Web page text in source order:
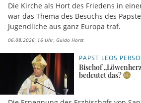
Die Kirche als Hort des Friedens in
war das Thema des Besuchs des
Jugendliche aus ganz Europa traf.
06.08.2026, 16 Uhr Guido Horst
PAPST LEOS
Bischof
bedeutet das?